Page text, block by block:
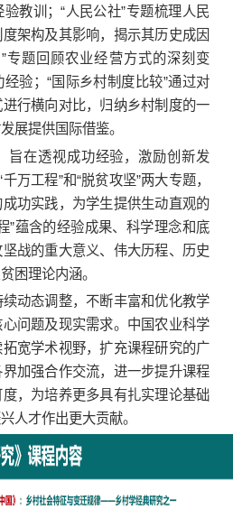
教训；“人民公社”专题梳理人民
架构及其影响，揭示其历史成因
专题回顾农业经营方式的深刻变
验；“国际乡村制度比较”通过对
行横向对比，归纳乡村制度的一
展提供国际借鉴。
旨在透视成功经验，激励创新发
万工程”和“脱贫攻坚”两大专题，
功实践，为学生提供生动直观的
”蕴含的经验成果、科学理念和底
战的重大意义、伟大历程、历史
困理论内涵。
动态调整，不断丰富和优化教学
问题及现实需求。中国农业科学
宽学术视野，扩充课程研究的广
加强合作交流，进一步提升课程
，为培养更多具有扎实理论基础
人才作出更大贡献。